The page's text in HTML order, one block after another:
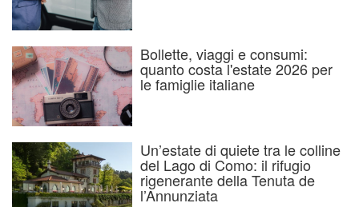
Bollette, viaggi e consumi:
quanto costa l'estate 2026 per
le famiglie italiane
Un’estate di quiete tra le colline
del Lago di Como: il rifugio
rigenerante della Tenuta de
l’Annunziata